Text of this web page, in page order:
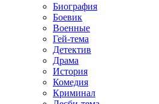
Биография
Боевик
Военные
Гей-тема
Детектив
Драма
История
Комедия
Криминал